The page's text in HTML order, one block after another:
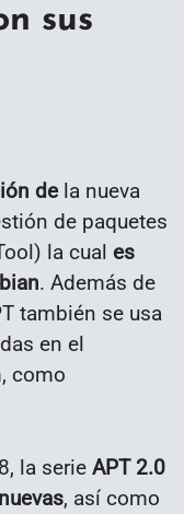
sus
dela nueva
de paquetes
la cual es
. Además de
también se usa
en el
como
la serie APT 2.0
, así como